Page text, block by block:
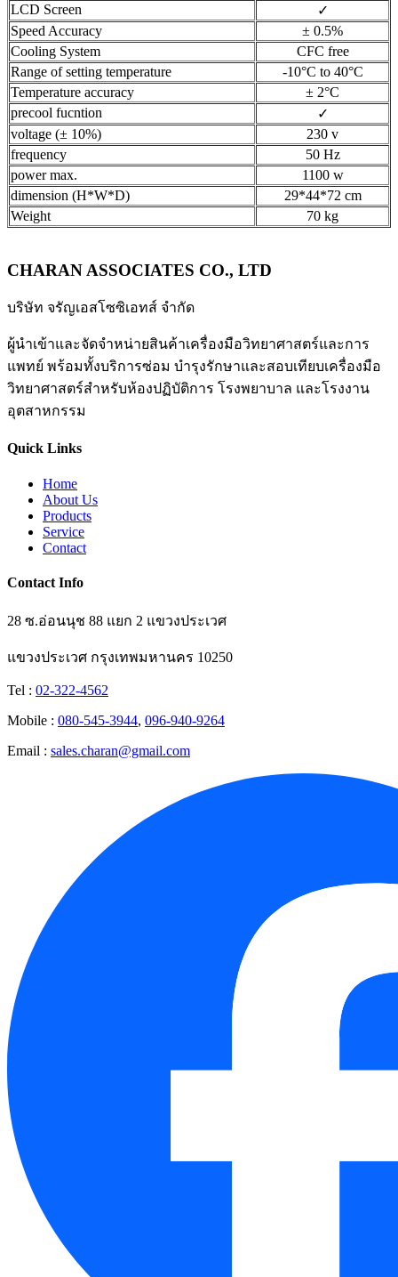
LCD Screen
✓
Speed Accuracy
± 0.5%
Cooling System
CFC free
Range of setting temperature
-10°C to 40°C
Temperature accuracy
± 2°C
precool fucntion
✓
voltage (± 10%)
230 v
frequency
50 Hz
power max.
1100 w
dimension (H*W*D)
29*44*72 cm
Weight
70 kg
CHARAN ASSOCIATES CO., LTD
บริษัท จรัญเอสโซซิเอทส์ จำกัด
ผู้นำเข้าและจัดจำหน่ายสินค้าเครื่องมือวิทยาศาสตร์และการ
แพทย์ พร้อมทั้งบริการซ่อม บำรุงรักษาและสอบเทียบเครื่องมือ
วิทยาศาสตร์สำหรับห้องปฏิบัติการ โรงพยาบาล และโรงงาน
อุตสาหกรรม
Quick Links
Home
About Us
Products
Service
Contact
Contact Info
28 ซ.อ่อนนุช 88 แยก 2 แขวงประเวศ
แขวงประเวศ กรุงเทพมหานคร 10250
Tel : 02-322-4562
Mobile : 080-545-3944, 096-940-9264
Email : sales.charan@gmail.com